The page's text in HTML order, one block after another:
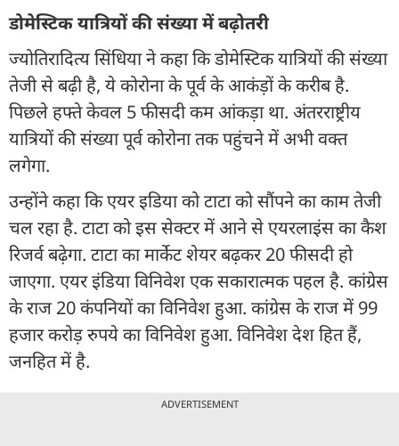
डोमेस्टिक यात्रियों की संख्या में बढ़ोतरी
ज्योतिरादित्य सिंधिया ने कहा कि डोमेस्टिक यात्रियों की संख्या
तेजी से बढ़ी है, ये कोरोना के पूर्व के आकंड़ों के करीब है.
पिछले हफ्ते केवल 5 फीसदी कम आंकड़ा था. अंतरराष्ट्रीय
यात्रियों की संख्या पूर्व कोरोना तक पहुंचने में अभी वक्त
लगेगा.
उन्होंने कहा कि एयर इडिया को टाटा को सौंपने का काम तेजी
चल रहा है. टाटा को इस सेक्टर में आने से एयरलाइंस का कैश
रिजर्व बढ़ेगा. टाटा का मार्केट शेयर बढ़कर 20 फीसदी हो
जाएगा. एयर इंडिया विनिवेश एक सकारात्मक पहल है. कांग्रेस
के राज 20 कंपनियों का विनिवेश हुआ. कांग्रेस के राज में 99
हजार करोड़ रुपये का विनिवेश हुआ. विनिवेश देश हित हैं,
जनहित में है.
ADVERTISEMENT